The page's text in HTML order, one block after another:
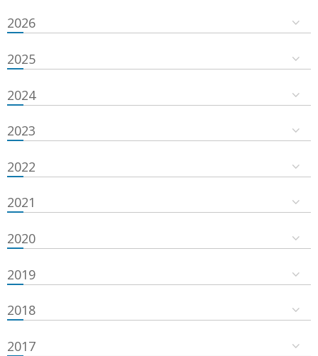
2026
2025
2024
2023
2022
2021
2020
2019
2018
2017